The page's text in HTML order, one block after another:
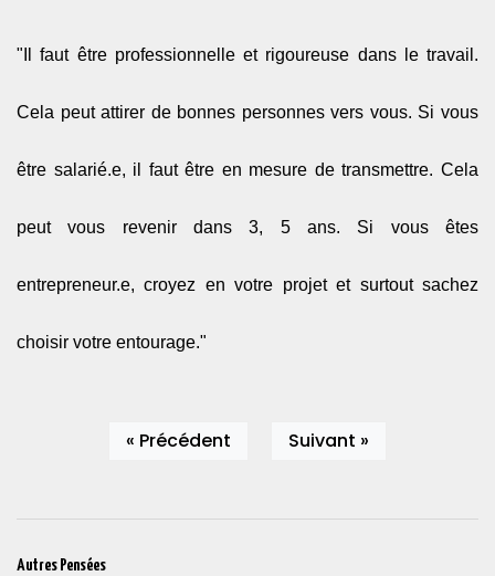
"Il faut être professionnelle et rigoureuse dans le travail.
Cela peut attirer de bonnes personnes vers vous. Si vous
être salarié.e, il faut être en mesure de transmettre. Cela
peut vous revenir dans 3, 5 ans. Si vous êtes
entrepreneur.e, croyez en votre projet et surtout sachez
choisir votre entourage."
« Précédent Suivant »
Autres Pensées